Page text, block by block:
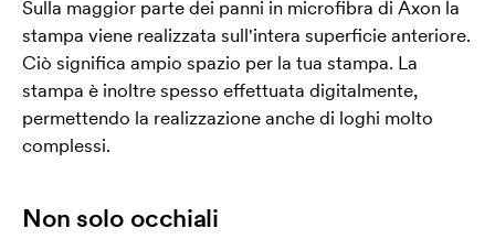
Sulla maggior parte dei panni in microfibra di Axon la
stampa viene realizzata sull'intera superficie anteriore.
Ciò significa ampio spazio per la tua stampa. La
stampa è inoltre spesso effettuata digitalmente,
permettendo la realizzazione anche di loghi molto
complessi.
Non solo occhiali